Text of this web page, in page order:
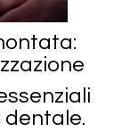
dentale.